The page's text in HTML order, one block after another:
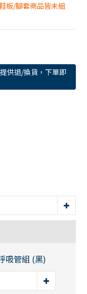
板/腳套商品皆未組
供退/換貨，下單即
吸管組 (黑)